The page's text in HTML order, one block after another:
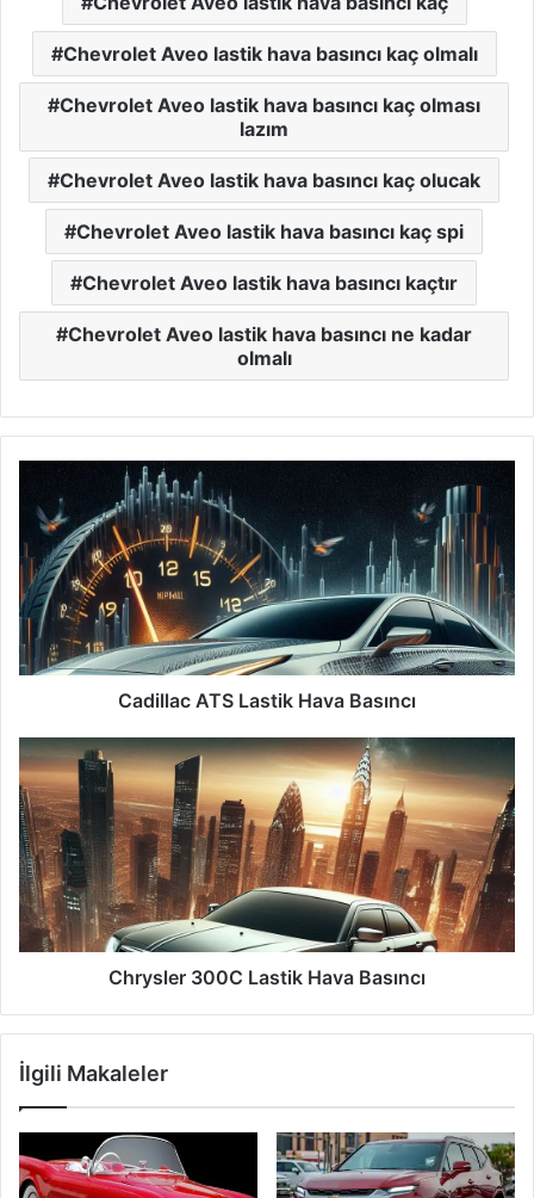
Chevrolet Aveo lastik hava basıncı kaç olmalı
Chevrolet Aveo lastik hava basıncı kaç olması
lazım
Chevrolet Aveo lastik hava basıncı kaç olucak
Chevrolet Aveo lastik hava basıncı kaç spi
Chevrolet Aveo lastik hava basıncı kaçtır
Chevrolet Aveo lastik hava basıncı ne kadar
olmalı
Cadillac
Lastik
Hava
Basıncı
Cadillac ATS Lastik Hava Basıncı
Chrysler
300C
Lastik
Hava
Basıncı
Chrysler 300C Lastik Hava Basıncı
İlgili Makaleler